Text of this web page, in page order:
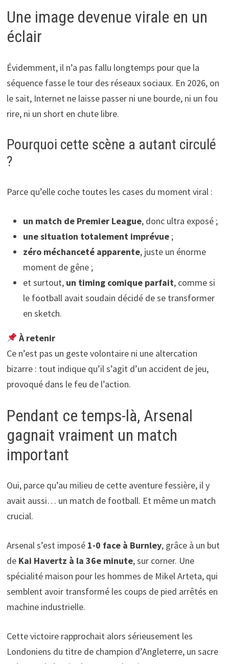
Une image devenue virale en un
éclair
Évidemment, il n’a pas fallu longtemps pour que la
séquence fasse le tour des réseaux sociaux. En 2026, on
le sait, Internet ne laisse passer ni une bourde, ni un fou
rire, ni un short en chute libre.
Pourquoi cette scène a autant circulé
?
Parce qu’elle coche toutes les cases du moment viral :
un match de Premier League, donc ultra exposé ;
une situation totalement imprévue;
zéro méchanceté apparente, juste un énorme
moment de gêne ;
et surtout, un timing comique parfait, comme si
le football avait soudain décidé de se transformer
en sketch.
À retenir
Ce n’est pas un geste volontaire ni une altercation
bizarre : tout indique qu’il s’agit d’un accident de jeu,
provoqué dans le feu de l’action.
Pendant ce temps-là, Arsenal
gagnait vraiment un match
important
Oui, parce qu’au milieu de cette aventure fessière, il y
avait aussi… un match de football. Et même un match
crucial.
Arsenal s’est imposé 1-0 face à Burnley, grâce à un but
de Kai Havertz à la 36e minute, sur corner. Une
spécialité maison pour les hommes de Mikel Arteta, qui
semblent avoir transformé les coups de pied arrêtés en
machine industrielle.
Cette victoire rapprochait alors sérieusement les
Londoniens du titre de champion d’Angleterre, un sacre